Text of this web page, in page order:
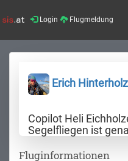
Login Flugmeldung
Erich
Copilot Heli
Segelfliegen ist
Fluginformationen